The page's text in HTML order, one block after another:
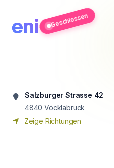
eni Geschlossen
Salzburger Strasse 42
4840 Vöcklabruck
Zeige Richtungen